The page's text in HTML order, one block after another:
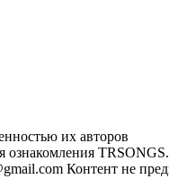
их авторов
ознакомления
Контент не